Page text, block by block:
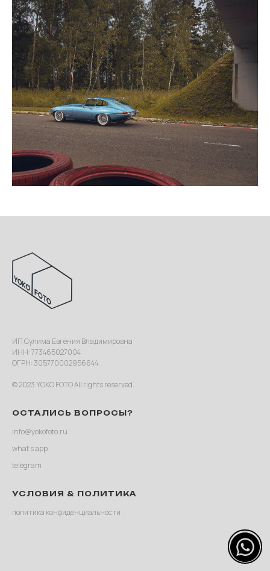
ИП Сулима Евгения Владимировна
ИНН: 773465027004
ОГРН: 305770002956644
© 2023 YOKO FOTO All rights reserved.
ОСТАЛИСЬ ВОПРОСЫ?
info@yokofoto.ru
what’s app
telegram
УСЛОВИЯ & ПОЛИТИКА
политика конфиденциальности